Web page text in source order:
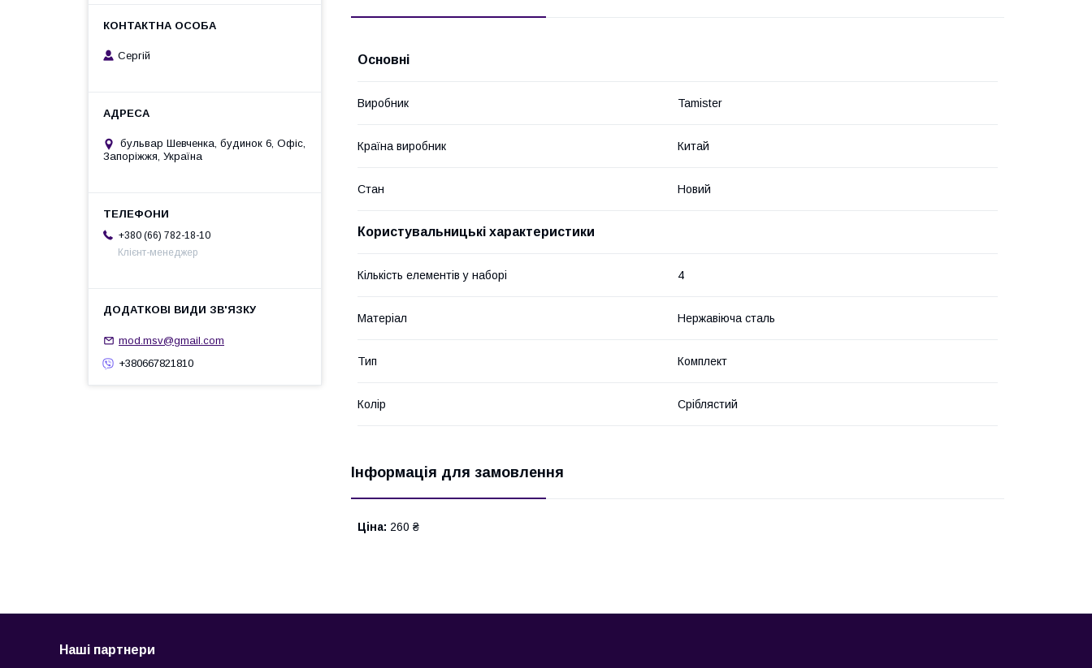
Основні
Виробник Tamister
Країна виробник Китай
Стан Новий
Користувальницькі характеристики
Кількість елементів у наборі 4
Матеріал Нержавіюча сталь
Тип Комплект
Колір Сріблястий
Інформація для замовлення
Ціна: 260 ₴
Сергій
бульвар Шевченка, будинок 6, Офіс,
Запоріжжя, Україна
+380 (66) 782-18-10
Клієнт-менеджер
mod.msv@gmail.com
+380667821810
Наші партнери